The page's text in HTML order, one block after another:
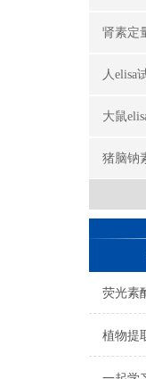
肾素定
人elisa
大鼠
猪脑钠